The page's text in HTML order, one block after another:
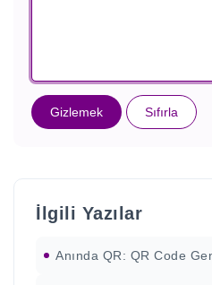
Gizlemek Sıfırla
İlgili Yazılar
Anında QR: QR Code